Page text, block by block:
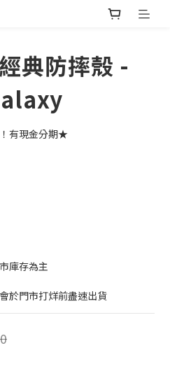
典防摔殼 -
有現金分期★
庫存為主
於門市打烊前盡速出貨